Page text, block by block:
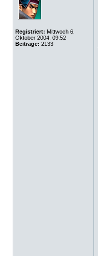
Registriert: Mittwoch 6.
Oktober 2004, 09:52
Beiträge: 2133